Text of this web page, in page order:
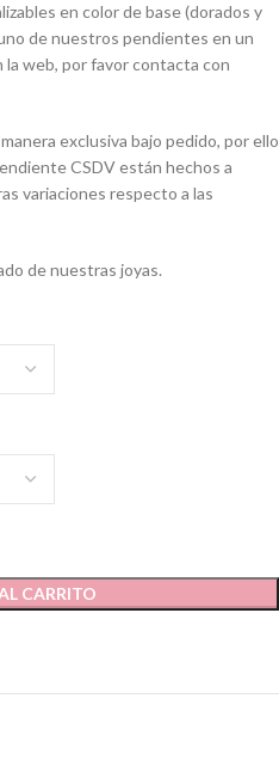
en color de base (dorados y
de nuestros pendientes en un
web, por favor contacta con
exclusiva bajo pedido, por ello
CSDV están hechos a
variaciones respecto a las
de nuestras joyas.
CARRITO